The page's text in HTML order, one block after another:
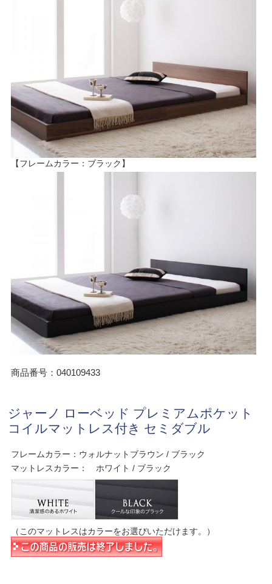
【フレームカラー：ブラック】
商品番号：040109433
ジャーノ ローベッド プレミアムポケット
コイルマットレス付き セミダブル
フレームカラー：ウォルナットブラウン / ブラック
マットレスカラー： ホワイト / ブラック
（このマットレスはカラーをお選びいただけます。）